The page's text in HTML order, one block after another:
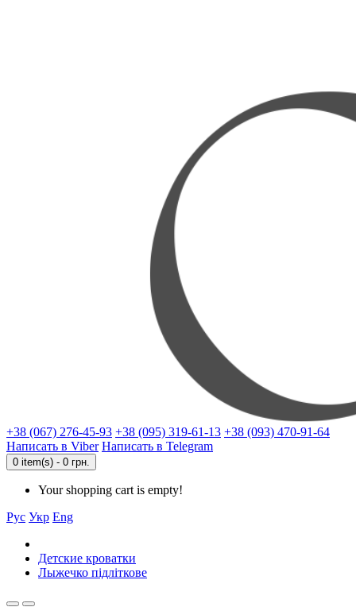
+38 (067) 276-45-93 +38 (095) 319-61-13 +38 (093) 470-91-64
Написать в Viber Написать в Telegram
0 item(s) - 0 грн.
Your shopping cart is empty!
Рус Укр Eng
Детские кроватки
Лыжечко підліткове